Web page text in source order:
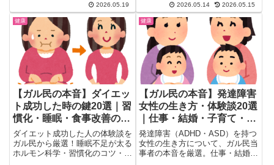
2026.05.19 2026.05.14 2026.05.15
健康
【ガル民の本音】ダイエッ
ト成功した時の鍵20選｜習
慣化・睡眠・食事改善のリ
アル体験
ダイエット成功した人の体験談を
ガル民から厳選！睡眠不足が太る
ホルモン科学・習慣化のコツ・食
健康
【ガル民の本音】発達障害
女性の生き方・体験談20選
｜仕事・結婚・子育て・マ
マ友のリアル
発達障害（ADHD・ASD）を持つ
女性の生き方について、ガル民当
事者の本音を厳選。仕事・結婚・